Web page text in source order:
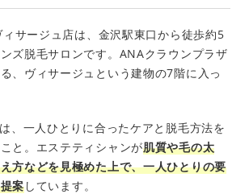
ィサージュ店は、金沢駅東口から徒歩約5
ズ脱毛サロンです。ANAクラウンプラザ
、ヴィサージュという建物の7階に入っ
、一人ひとりに合ったケアと脱毛方法を
と。エステティシャンが肌質や毛の太
方などを見極めた上で、一人ひとりの要
案しています。